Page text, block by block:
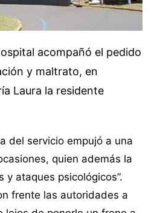
acompañó el pedido
y maltrato, en
Laura la residente
del servicio empujó a una
quien además la
y ataques psicológicos”.
frente las autoridades a